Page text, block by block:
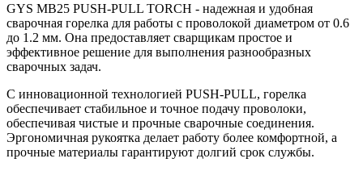
GYS MB25 PUSH-PULL TORCH - надежная и удобная
сварочная горелка для работы с проволокой диаметром от 0.6
до 1.2 мм. Она предоставляет сварщикам простое и
эффективное решение для выполнения разнообразных
сварочных задач.
С инновационной технологией PUSH-PULL, горелка
обеспечивает стабильное и точное подачу проволоки,
обеспечивая чистые и прочные сварочные соединения.
Эргономичная рукоятка делает работу более комфортной, а
прочные материалы гарантируют долгий срок службы.